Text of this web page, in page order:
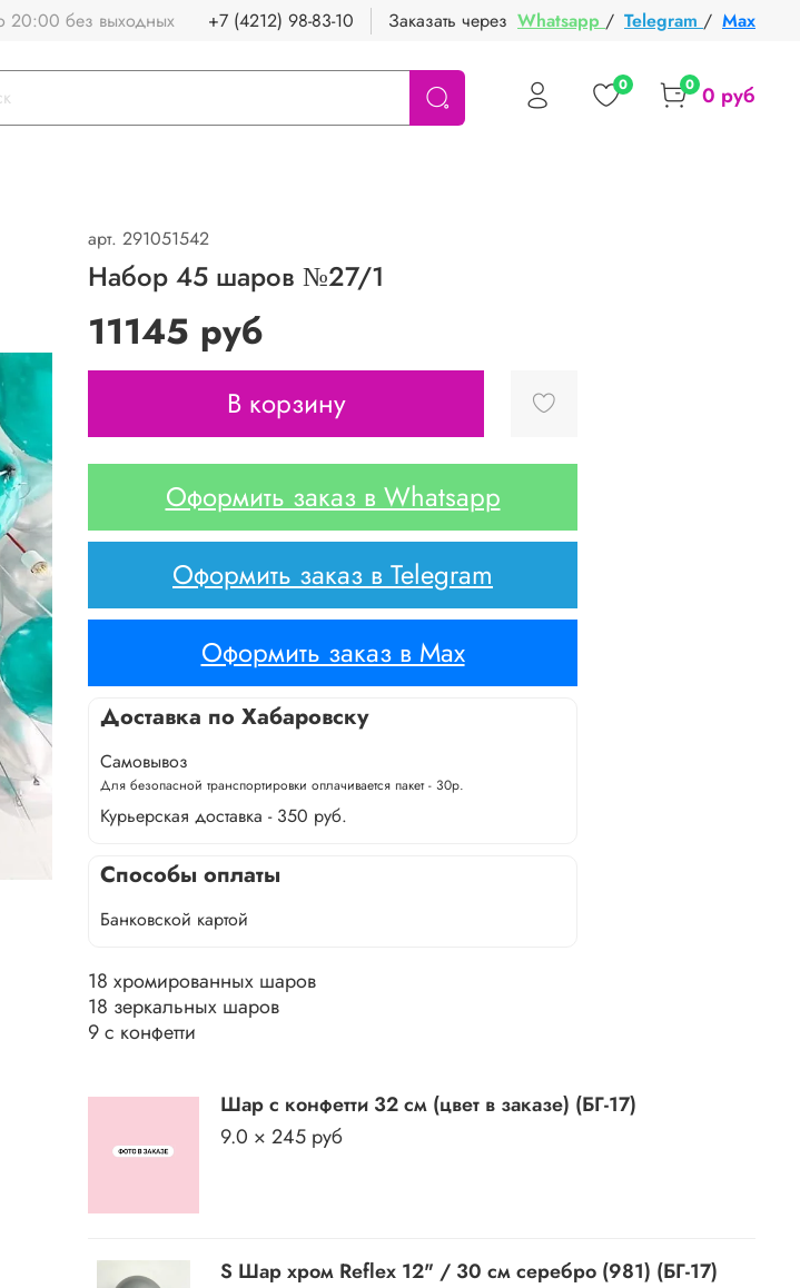
без выходных +7 (4212) 98-83-10 Заказать через Whatsapp / Telegram / Max
0 0 0 руб
арт. 291051542
Набор 45 шаров №27/1
11145 руб
В корзину
Оформить заказ в Whatsapp
Оформить заказ в Telegram
Оформить заказ в Max
Доставка по Хабаровску
Самовывоз
Для безопасной транспортировки оплачивается пакет - 30р.
Курьерская доставка - 350 руб.
Способы оплаты
Банковской картой
Шар с конфетти 32 см (цвет в заказе) (БГ-17)
9.0 × 245 руб
S Шар хром Reflex 12" / 30 см серебро (981) (БГ-17)
18 хромированных шаров
18 зеркальных шаров
9 с конфетти